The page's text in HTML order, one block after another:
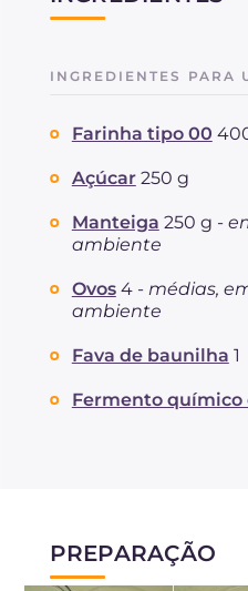
INGREDIENTES PARA
Farinha tipo 00
Açúcar 250 g
Manteiga 250 g -
ambiente
Ovos 4 - médias,
ambiente
Fava de baunilha 1
Fermento químico
PREPARAÇÃO